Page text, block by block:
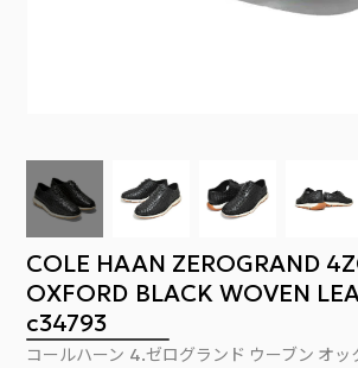
コールハーン 4.ゼログランド ウーブン オッ
COLE HAAN ZEROGRAND
OXFORD BLACK WOVEN
c34793